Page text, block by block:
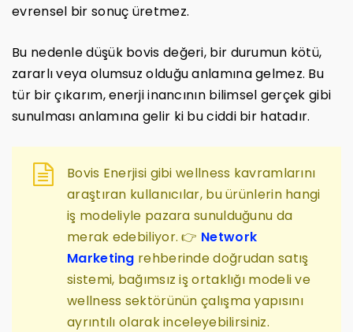
evrensel bir sonuç üretmez.
Bu nedenle düşük bovis değeri, bir durumun kötü,
zararlı veya olumsuz olduğu anlamına gelmez. Bu
tür bir çıkarım, enerji inancının bilimsel gerçek gibi
sunulması anlamına gelir ki bu ciddi bir hatadır.
Bovis Enerjisi gibi wellness kavramlarını
araştıran kullanıcılar, bu ürünlerin hangi
iş modeliyle pazara sunulduğunu da
merak edebiliyor. 👉 Network
Marketing rehberinde doğrudan satış
sistemi, bağımsız iş ortaklığı modeli ve
wellness sektörünün çalışma yapısını
ayrıntılı olarak inceleyebilirsiniz.